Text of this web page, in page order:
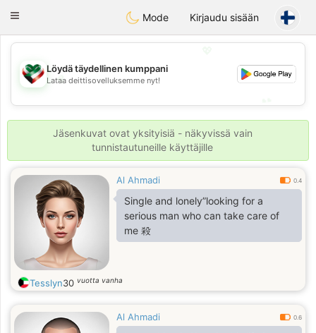
Kuwait Chat
Toggle
Mode Kirjaudu sisään
💖
💕
Löydä täydellinen kumppani
Lataa deittisovelluksemme nyt!
Jäsenkuvat ovat yksityisiä - näkyvissä vain
tunnistautuneille käyttäjille
Al Ahmadi 0.4
Single and lonely”looking for a
serious man who can take care of
me 殺
Tesslyn30 vuotta vanha
Al Ahmadi 0.6